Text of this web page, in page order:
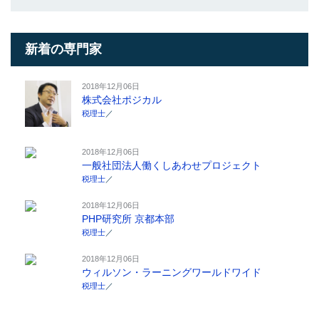
新着の専門家
2018年12月06日
株式会社ポジカル
税理士 ／
2018年12月06日
一般社団法人働くしあわせプロジェクト
税理士 ／
2018年12月06日
PHP研究所 京都本部
税理士 ／
2018年12月06日
ウィルソン・ラーニングワールドワイド
税理士 ／